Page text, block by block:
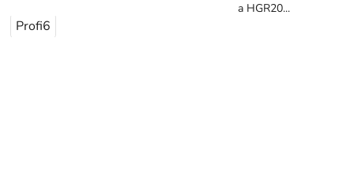
Profi6
a HGR20...